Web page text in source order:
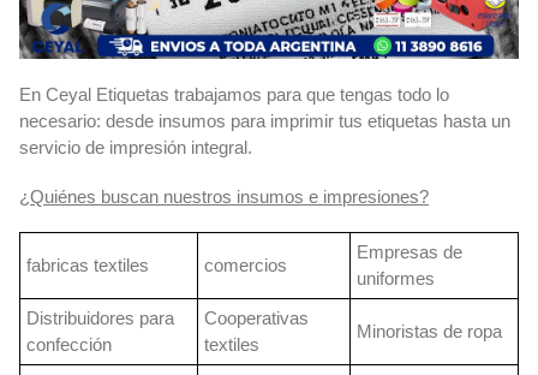
En Ceyal Etiquetas trabajamos para que tengas todo lo
necesario: desde insumos para imprimir tus etiquetas hasta un
servicio de impresión integral.
¿Quiénes buscan nuestros insumos e impresiones?
fabricas textiles comercios
Empresas de
uniformes
Distribuidores para
confección
Cooperativas
textiles
Minoristas de ropa